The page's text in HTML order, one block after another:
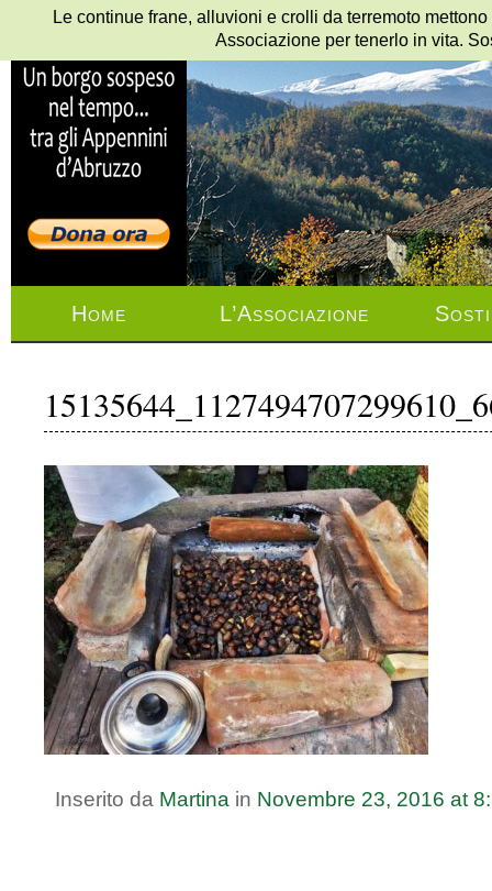
Home L’Associazione
Inserito da Martina in Novembre 23, 2016 at
Le continue frane, alluvioni e crolli da terremoto
Associazione per tenerlo in vita.